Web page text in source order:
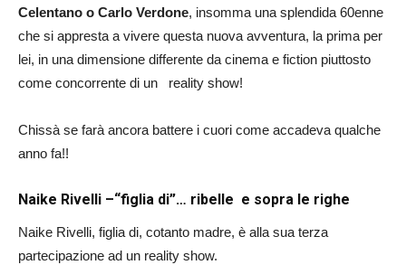
Celentano o Carlo Verdone, insomma una splendida 60enne
che si appresta a vivere questa nuova avventura, la prima per
lei, in una dimensione differente da cinema e fiction piuttosto
come concorrente di un reality show!
Chissà se farà ancora battere i cuori come accadeva qualche
anno fa!!
Naike Rivelli –“figlia di”… ribelle e sopra le righe
Naike Rivelli, figlia di, cotanto madre, è alla sua terza
partecipazione ad un reality show.